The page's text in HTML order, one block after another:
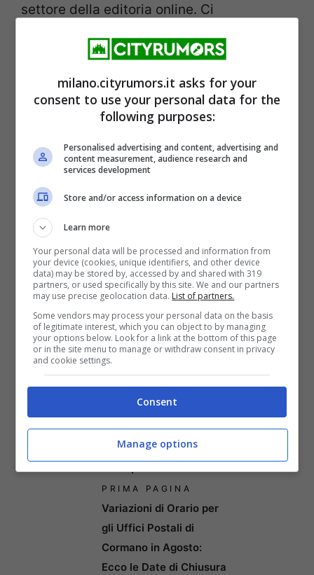
settore della editoria online. Ci
distinguiamo come uno dei più grandi
gruppi indipendenti, dedicato a fornire
informazioni, intrattenimento e cultura
attraverso Internet.
Con una grande presenza nel settore, negli
ultimi anni abbiamo ampliato il nostro
pubblico attraverso una crescita
esponenziale in vari argomenti, offrendo
una varietà di contenuti rilevanti per ogni
segmento, con importanti brand
posizionati e sempre con nuovi progetti
stimolanti in sviluppo.
ARTICOLI RECENTI
PRIMA PAGINA
Machine learning e big
data nelle piattaforme
digitali: possibilità, limiti
PRIMA PAGINA
Variazioni di Orario per
gli Uffici Postali di
Cormano in Agosto:
Ecco le Date di Chiusura
milano.cityrumors.it asks for your
consent to use your personal data for the
following purposes:
Personalised advertising and content, advertising and
content measurement, audience research and
services development
Store and/or access information on a device
Learn more
Your personal data will be processed and information from
your device (cookies, unique identifiers, and other device
data) may be stored by, accessed by and shared with 319
partners, or used specifically by this site. We and our partners
may use precise geolocation data. List of partners.
Some vendors may process your personal data on the basis
of legitimate interest, which you can object to by managing
your options below. Look for a link at the bottom of this page
or in the site menu to manage or withdraw consent in privacy
and cookie settings.
Consent
Manage options